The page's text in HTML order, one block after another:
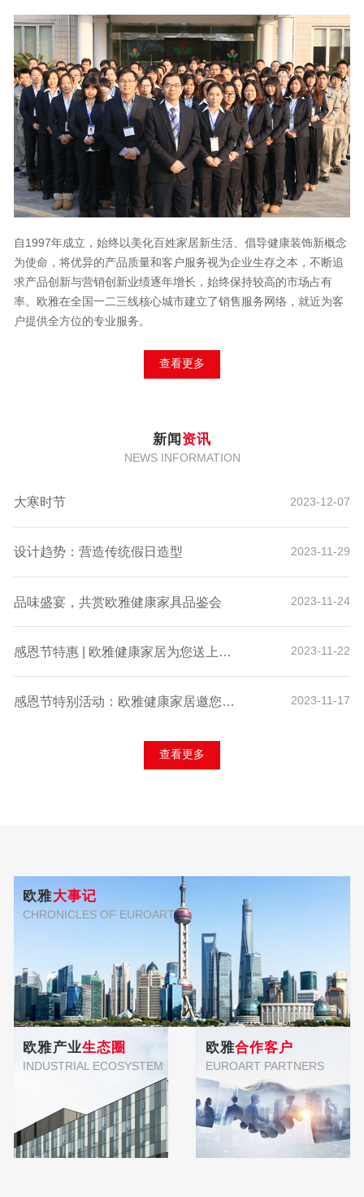
自1997年成立，始终以美化百姓家居新生活、倡导健康装饰新概念
为使命，将优异的产品质量和客户服务视为企业生存之本，不断追
求产品创新与营销创新业绩逐年增长，始终保持较高的市场占有
率。欧雅在全国一二三线核心城市建立了销售服务网络，就近为客
户提供全方位的专业服务。
查看更多
新闻 资讯
NEWS INFORMATION
大寒时节 2023-12-07
设计趋势：营造传统假日造型 2023-11-29
品味盛宴，共赏欧雅健康家具品鉴会 2023-11-24
感恩节特惠 | 欧雅健康家居为您送上诚挚的感谢与独家折扣！ 2023-11-22
感恩节特别活动：欧雅健康家居邀您体验科技舒适，赢取专属好礼！ 2023-11-17
查看更多
欧雅大事记
CHRONICLES OF EUROART
欧雅产业生态圈
INDUSTRIAL ECOSYSTEM
欧雅合作客户
EUROART PARTNERS